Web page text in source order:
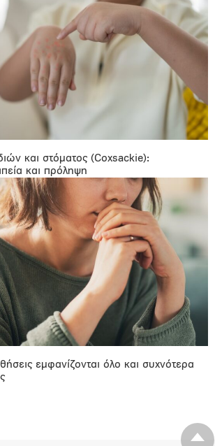
και στόματος (Coxsackie):
και πρόληψη
εμφανίζονται όλο και συχνότερα